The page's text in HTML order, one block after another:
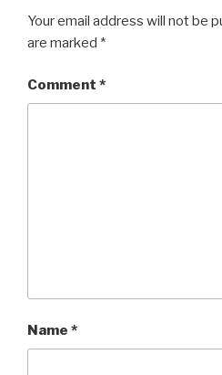
Your email address will not be
are marked *
Comment *
Name *